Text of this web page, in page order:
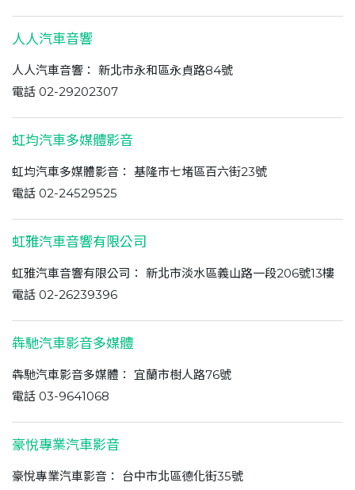
人人汽車音響
人人汽車音響： 新北市永和區永貞路84號
電話 02-29202307
虹均汽車多媒體影音
虹均汽車多媒體影音： 基隆市七堵區百六街23號
電話 02-24529525
虹雅汽車音響有限公司
虹雅汽車音響有限公司： 新北市淡水區義山路一段206號13樓
電話 02-26239396
犇馳汽車影音多媒體
犇馳汽車影音多媒體： 宜蘭市樹人路76號
電話 03-9641068
豪悅專業汽車影音
豪悅專業汽車影音： 台中市北區德化街35號